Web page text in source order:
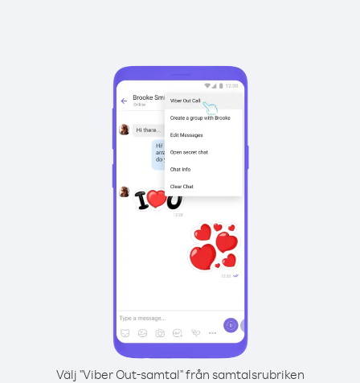
Välj "Viber Out-samtal" från samtalsrubriken